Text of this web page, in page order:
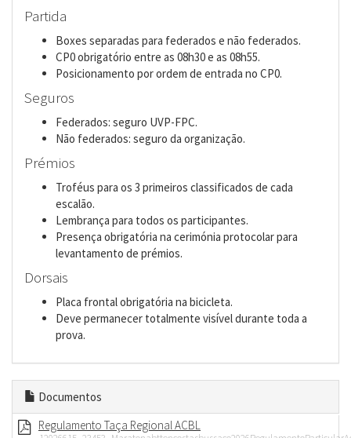
Partida
Boxes separadas para federados e não federados.
CP0 obrigatório entre as 08h30 e as 08h55.
Posicionamento por ordem de entrada no CP0.
Seguros
Federados: seguro UVP-FPC.
Não federados: seguro da organização.
Prémios
Troféus para os 3 primeiros classificados de cada
escalão.
Lembrança para todos os participantes.
Presença obrigatória na cerimónia protocolar para
levantamento de prémios.
Dorsais
Placa frontal obrigatória na bicicleta.
Deve permanecer totalmente visível durante toda a
prova.
Documentos
Regulamento Taça Regional ACBL